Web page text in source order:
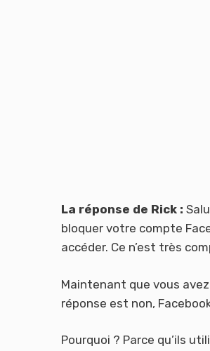
La réponse de Rick :
bloquer votre compte
accéder. Ce n’est très
Maintenant que vous
réponse est non,
Pourquoi ? Parce qu’ils